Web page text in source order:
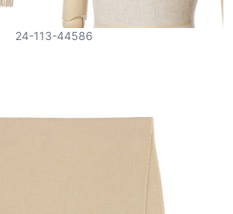
24-113-44586